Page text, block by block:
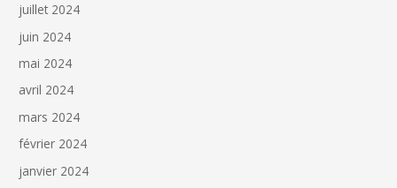
juillet 2024
juin 2024
mai 2024
avril 2024
mars 2024
février 2024
janvier 2024